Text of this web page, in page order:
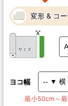
変形 & コ
サイズ
ヨコ幅
最小50cm～